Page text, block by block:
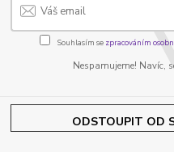
Souhlasím se zpracováním
Nespamujeme! Navíc,
ODSTOUPIT OD